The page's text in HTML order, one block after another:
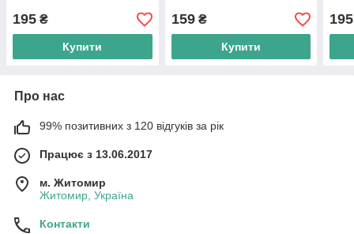
195 ₴
Купити
159₴
Купити
195
Про нас
99% позитивних з 120 відгуків за рік
Працює з 13.06.2017
м. Житомир
Житомир, Україна
Контакти